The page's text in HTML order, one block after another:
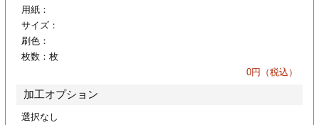
用紙：
サイズ：
刷色：
枚数： 枚
0円（税込）
加工オプション
選択なし